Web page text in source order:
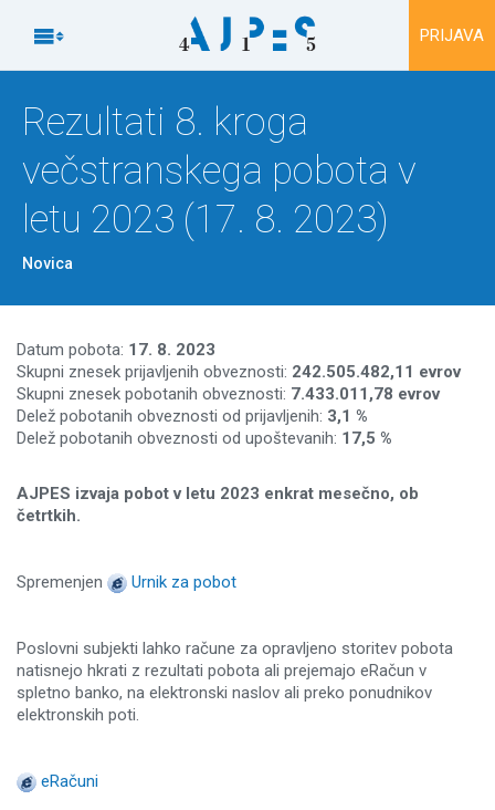
Na vsebino
 PRIJAVA
Rezultati 8. kroga
večstranskega pobota v
letu 2023 (17. 8. 2023)
Novica
Datum pobota: 17. 8. 2023
Skupni znesek prijavljenih obveznosti: 242.505.482,11 evrov
Skupni znesek pobotanih obveznosti: 7.433.011,78 evrov
Delež pobotanih obveznosti od prijavljenih: 3,1 %
Delež pobotanih obveznosti od upoštevanih: 17,5 %
AJPES izvaja pobot v letu 2023 enkrat mesečno, ob
četrtkih.
Spremenjen Urnik za pobot
Poslovni subjekti lahko račune za opravljeno storitev pobota
natisnejo hkrati z rezultati pobota ali prejemajo eRačun v
spletno banko, na elektronski naslov ali preko ponudnikov
elektronskih poti.
eRačuni